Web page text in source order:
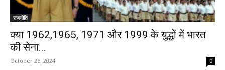
राजनीति
क्या 1962,1965, 1971 और 1999 के युद्धों में भारत
की सेना...
October 26, 2024 0